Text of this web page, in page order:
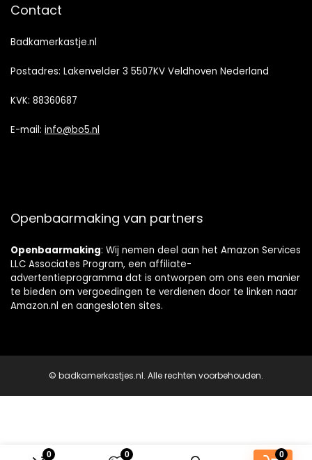
0 0 0
Contact
Badkamerkastje.nl
Postadres: Lakenvelder 3 5507KV Veldhoven Nederland
KVK: 88360687
E-mail: info@bo5.nl
Openbaarmaking van partners
Openbaarmaking: Wij nemen deel aan het Amazon Services
LLC Associates Program, een affiliate-
advertentieprogramma dat is ontworpen om ons een manier
te bieden om vergoedingen te verdienen door te linken naar
Amazon.nl en aangesloten sites.
© badkamerkastjes.nl. Alle rechten voorbehouden.